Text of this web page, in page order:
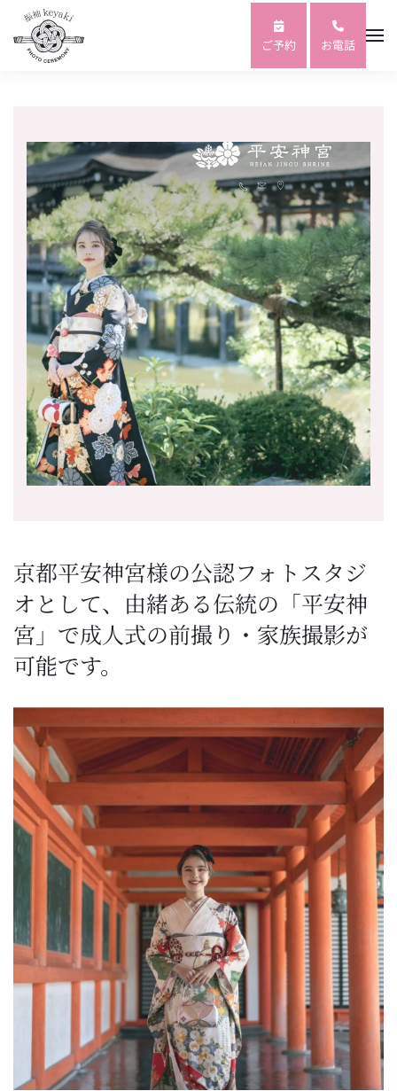
Skip to main content ご予約 お電話
京都平安神宮様の公認フォトスタジ
オとして、由緒ある伝統の「平安神
宮」で成人式の前撮り・家族撮影が
可能です。